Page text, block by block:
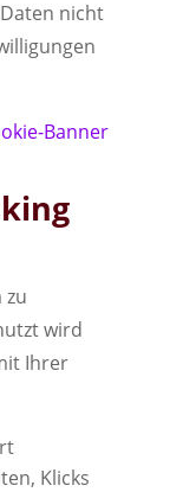
nicht
Banner
zu
wird
Ihrer
Klicks